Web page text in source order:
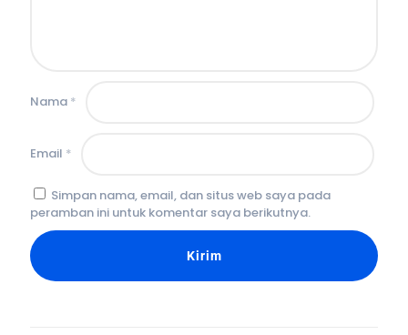
Nama *
Email *
Simpan nama, email, dan situs web saya pada
peramban ini untuk komentar saya berikutnya.